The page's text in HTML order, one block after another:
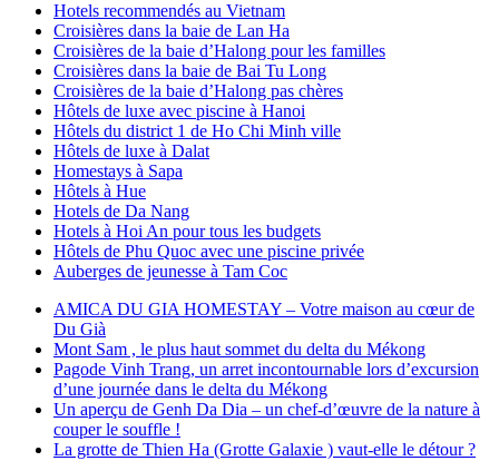
Hotels recommendés au Vietnam
Croisières dans la baie de Lan Ha
Croisières de la baie d’Halong pour les familles
Croisières dans la baie de Bai Tu Long
Croisières de la baie d’Halong pas chères
Hôtels de luxe avec piscine à Hanoi
Hôtels du district 1 de Ho Chi Minh ville
Hôtels de luxe à Dalat
Homestays à Sapa
Hôtels à Hue
Hotels de Da Nang
Hotels à Hoi An pour tous les budgets
Hôtels de Phu Quoc avec une piscine privée
Auberges de jeunesse à Tam Coc
AMICA DU GIA HOMESTAY – Votre maison au cœur de
Du Già
Mont Sam , le plus haut sommet du delta du Mékong
Pagode Vinh Trang, un arret incontournable lors d’excursion
d’une journée dans le delta du Mékong
Un aperçu de Genh Da Dia – un chef-d’œuvre de la nature à
couper le souffle !
La grotte de Thien Ha (Grotte Galaxie ) vaut-elle le détour ?